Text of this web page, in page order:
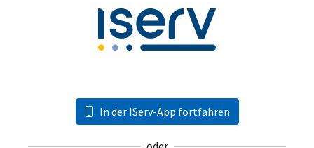
In der IServ-App fortfahren